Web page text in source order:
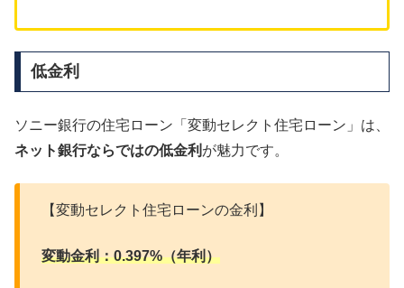
低金利
ソニー銀行の住宅ローン「変動セレクト住宅ローン」は、
ネット銀行ならではの低金利 が魅力です。
【変動セレクト住宅ローンの金利】
変動金利：0.397%（年利）